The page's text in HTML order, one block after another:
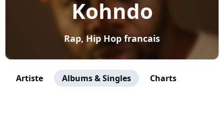
Kohndo
Rap, Hip Hop francais
Artiste Albums & Singles Charts